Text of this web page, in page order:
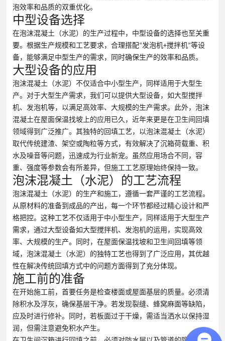
泡效率和品质的双重优化。
中型设备选择
在泡沫混凝土（水泥）的生产过程中，中型设备的选择也至关重
要。根据生产规模和工艺要求，合理搭配“发泡机+搅拌机”等设
备，能够满足中型生产的需求，同时确保生产的效率和品质。
大型设备的应用
泡沫混凝土（水泥）不仅适合中小型生产，同样适用于大型生
产。对于大型生产需求，我们可以提供大型设备，如大型搅拌
机、发泡机等，以满足高效率、大规模的生产需求。此外，泡沫
混凝土在屋面保温找坡上的应用已久，近年来更是在卫生间回填
领域得到广泛推广。其独特的回填工艺，以泡沫混凝土（水泥）
取代传统建渣、架空或陶粒等方式，有效解决了沉箱荷载重、积
水及噪音等问题，迅速成为行业新宠。虽然应用场合不同，容
重、强度等参数会有所差异，但施工工艺原理始终保持一致。
泡沫混凝土（水泥）的工艺流程
泡沫混凝土（水泥）的生产和施工，遵循一套严谨的工艺流程。
从原材料的准备到成品的产出，每一个环节都经过精心设计和严
格把控。这种工艺不仅适用于中小型生产，同样适用于大型生产
需求，通过大型设备如大型搅拌机、发泡机的运用，实现高效
率、大规模的生产。同时，在屋面保温找坡和卫生间回填等领
域，泡沫混凝土（水泥）的独特工艺也得到了广泛应用，其优越
性在解决传统回填方式中的问题方面得到了充分体现。
施工前的准备
在开始施工前，首要任务是检查楼面或屋面基层的质量。必须清
除积水及浮灰，确保基层干净。若发现裂缝、蜂窝麻面等缺陷，
应及时进行修补。同时，若板面过于干燥，需适当洒水以保持湿
润，但需注意避免积水产生。